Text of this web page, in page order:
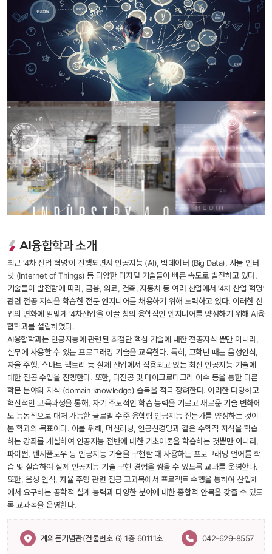
AI융합학과 소개
최근 ‘4차 산업 혁명’이 진행되면서 인공지능 (AI), 빅데이터 (Big Data), 사물 인터
넷 (Internet of Things) 등 다양한 디지털 기술들이 빠른 속도로 발전하고 있다.
기술들이 발전함에 따라, 금융, 의료, 건축, 자동차 등 여러 산업에서 ‘4차 산업 혁명’
관련 전공 지식을 학습한 전문 엔지니어를 채용하기 위해 노력하고 있다. 이러한 산
업의 변화에 알맞게 ‘4차산업’을 이끌 창의 융합적인 엔지니어를 양성하기 위해 AI융
합학과를 설립하였다.
AI융합학과는 인공지능에 관련된 최첨단 핵심 기술에 대한 전공지식 뿐만 아니라,
실무에 사용할 수 있는 프로그래밍 기술을 교육한다. 특히, 고학년 때는 음성인식,
자율 주행, 스마트 팩토리 등 실제 산업에서 적용되고 있는 최신 인공지능 기술에
대한 전공 수업을 진행한다. 또한, 다전공 및 마이크로디그리 이수 등을 통한 다른
학문 분야의 지식 (domain knowledge) 습득을 적극 장려한다. 이러한 다양하고
혁신적인 교육과정을 통해, 자기 주도적인 학습 능력을 기르고 새로운 기술 변화에
도 능동적으로 대처 가능한 글로벌 수준 융합형 인공지능 전문가를 양성하는 것이
본 학과의 목표이다. 이를 위해, 머신러닝, 인공신경망과 같은 수학적 지식을 학습
하는 강좌를 개설하여 인공지능 전반에 대한 기초이론을 학습하는 것뿐만 아니라,
파이썬, 텐서플로우 등 인공지능 기술을 구현할 때 사용하는 프로그래밍 언어를 학
습 및 실습하여 실제 인공지능 기술 구현 경험을 쌓을 수 있도록 교과를 운영한다.
또한, 음성 인식, 자율 주행 관련 전공 교과목에서 프로젝트 수행을 통하여 산업체
에서 요구하는 공학적 설계 능력과 다양한 분야에 대한 종합적 안목을 갖출 수 있도
록 교과목을 운영한다.
계의돈기념관(건물번호 6) 1층 60111호 042-629-8557